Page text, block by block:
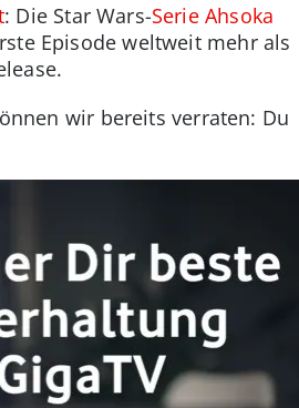
: Die Star Wars-Serie Ahsoka
Episode weltweit mehr als
wir bereits verraten: Du